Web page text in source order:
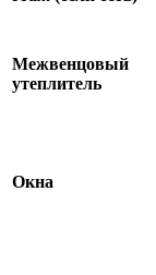
Межвенцовый
утеплитель
Окна